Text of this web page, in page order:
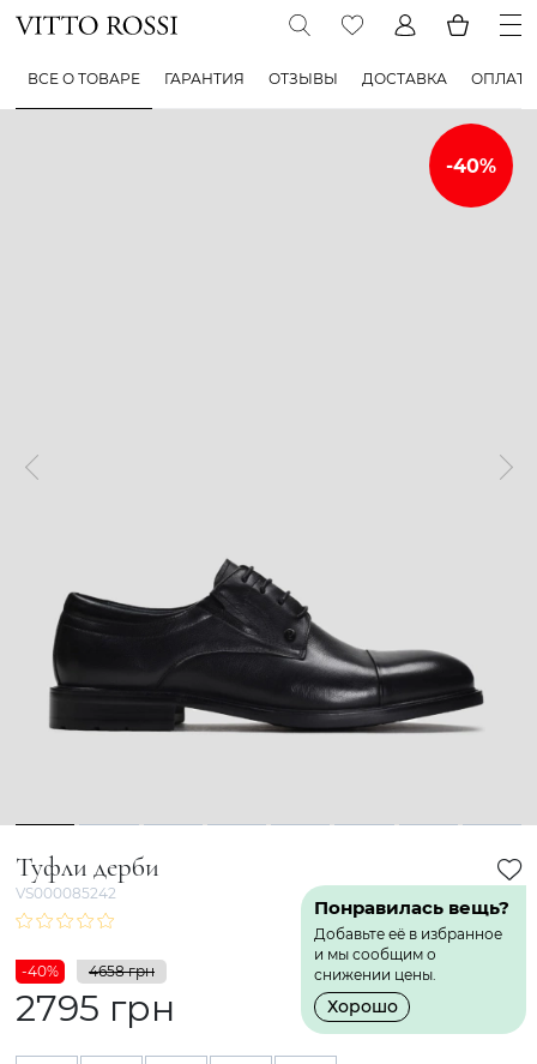
ВСЕ О ТОВАРЕ ГАРАНТИЯ ОТЗЫВЫ ДОСТАВКА ОПЛАТА
1 2 3 4 5 6 7 8
Туфли дерби
VS000085242
Понравилась вещь?
Добавьте её в избранное
и мы сообщим о
снижении цены.
Хорошо
-40% 4658 грн
2795 грн